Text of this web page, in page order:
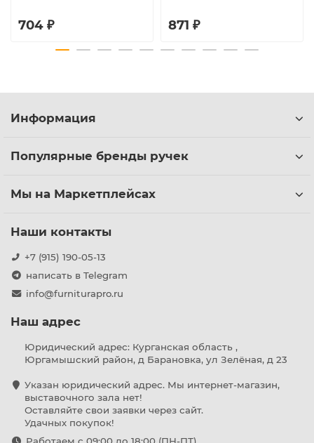
704 ₽ 871 ₽
Информация
Популярные бренды ручек
Мы на Маркетплейсах
Наши контакты
+7 (915) 190-05-13
написать в Telegram
info@furniturapro.ru
Наш адрес
Юридический адрес: Курганская область ,
Юргамышский район, д Барановка, ул Зелёная, д 23
Указан юридический адрес. Мы интернет-магазин,
выставочного зала нет!
Оставляйте свои заявки через сайт.
Удачных покупок!